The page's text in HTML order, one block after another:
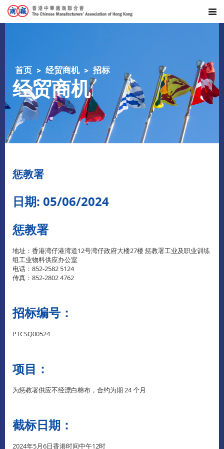
首页 经贸商机 招标
经贸商机
惩教署
日期: 05/06/2024
惩教署
地址：香港湾仔港湾道12号湾仔政府大楼27楼 惩教署工业及职业训练
组工业物料供应办公室
电话：852-2582 5124
传真：852-2802 4762
招标编号：
PTCSQ00524
项目：
为惩教署供应不经漂白棉布，合约为期 24 个月
截标日期：
2024年5月6日香港时间中午12时